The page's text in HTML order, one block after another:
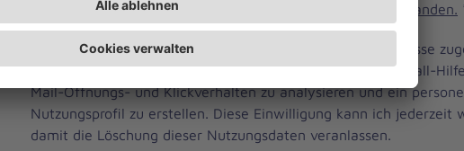
Ich habe die Datenschutzbestimmungen gelesen und verstanden.
Brevo
Newsletter
Checkbox
Ja, ich möchte einen individuellen und auf meine Bedürfnisse
Newsletter erhalten. Dafür erlaube ich der Johanniter-Unfall-
Mail-Öffnungs- und Klickverhalten zu analysieren und ein
Nutzungsprofil zu erstellen. Diese Einwilligung kann ich jederzeit
damit die Löschung dieser Nutzungsdaten veranlassen.